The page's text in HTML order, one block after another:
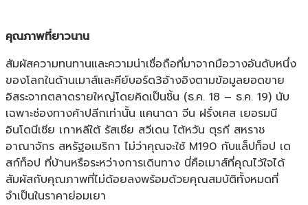
คุณภาพที่ยาวนาน
สัมผัสความทนทานและความน่าเชื่อถือที่มาจากมือวางอันดับหนึ่ง
ของโลกในด้านเมาส์และคีย์บอร์ด3อ้างอิงตามข้อมูลยอดขาย
อิสระจากตลาดรายใหญ่โดยคิดเป็นชิ้น (ธ.ค. 18 – ธ.ค. 19) นับ
เฉพาะช่องทางค้าปลีกเท่านั้น แคนาดา จีน ฝรั่งเศส เยอรมนี
อินโดนีเซีย เกาหลีใต้ รัสเซีย สวีเดน ไต้หวัน ตุรกี สหราช
อาณาจักร สหรัฐอเมริกา ไม่ว่าคุณจะใช้ M190 กับแล็ปท็อป เด
สก์ท็อป ที่บ้านหรือระหว่างการเดินทาง นี่คือเมาส์ที่คุณไว้ใจได้
สัมผัสกับคุณภาพที่ไม่ด้อยลงพร้อมด้วยคุณสมบัติทั้งหมดที่
จำเป็นในราคาย่อมเยา